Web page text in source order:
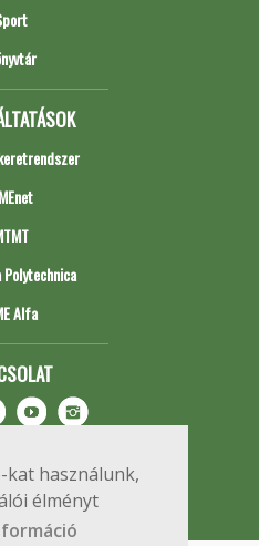
kat használunk,
élményt
Alfa